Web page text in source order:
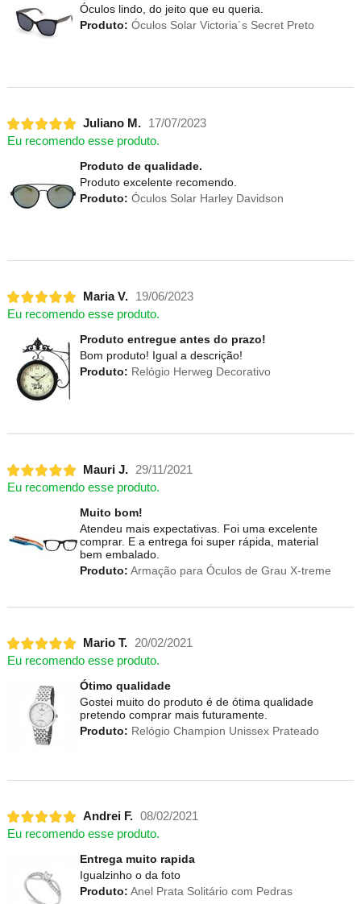
Óculos lindo, do jeito que eu queria.
Produto: Óculos Solar Victoria´s Secret Preto
Juliano M.
17/07/2023
Eu recomendo esse produto.
Produto de qualidade.
Produto excelente recomendo.
Produto: Óculos Solar Harley Davidson
Maria V.
19/06/2023
Eu recomendo esse produto.
Produto entregue antes do prazo!
Bom produto! Igual a descrição!
Produto: Relógio Herweg Decorativo
Mauri J. 29/11/2021
Eu recomendo esse produto.
Muito bom!
Atendeu mais expectativas. Foi uma excelente
comprar. E a entrega foi super rápida, material
bem embalado.
Produto: Armação para Óculos de Grau X-treme
Mario T. 20/02/2021
Eu recomendo esse produto.
Ótimo qualidade
Gostei muito do produto é de ótima qualidade
pretendo comprar mais futuramente.
Produto: Relógio Champion Unissex Prateado
Andrei F. 08/02/2021
Eu recomendo esse produto.
Entrega muito rapida
Igualzinho o da foto
Produto: Anel Prata Solitário com Pedras